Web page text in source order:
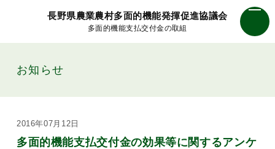
長野県農業農村多面的機能発揮促進協議会
多面的機能支払交付金の取組
お知らせ
2016年07月12日
多面的機能支払交付金の効果等に関するアンケ